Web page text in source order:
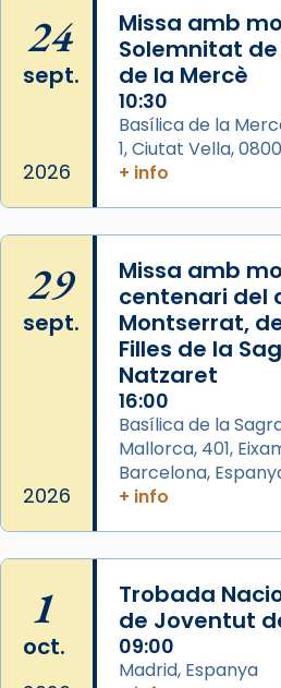
Foto
View on Facebook · Share
24
sept.
2026
Missa amb
Solemnitat de
de la Mercè
10:30
Basílica de la
1, Ciutat Vella,
+ info
29
sept.
2026
Missa amb
centenari del
Montserrat,
Filles de la
Natzaret
16:00
Basílica de la
Mallorca, 401,
Barcelona,
+ info
1
oct.
Trobada
de Joventut
09:00
Madrid, Espanya